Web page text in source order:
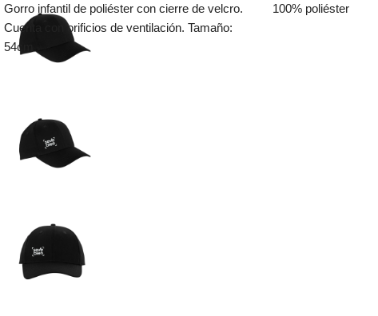
Gorro infantil de poliéster con cierre de velcro.
Cuenta con orificios de ventilación. Tamaño:
54cm
100% poliéster